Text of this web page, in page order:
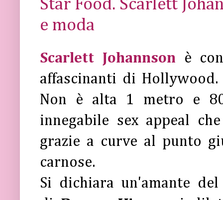
Star Food. Scarlett
e moda
Scarlett Johannson è
affascinanti di Hollywood.
Non è alta 1 metro e
innegabile sex appeal
grazie a curve al punto
carnose.
Si dichiara un'amante